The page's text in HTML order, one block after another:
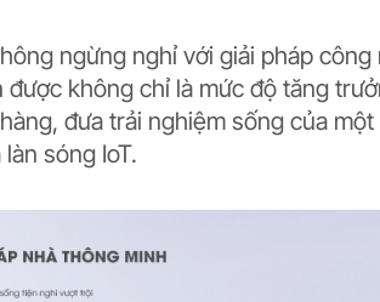
ngừng nghỉ với giải pháp
được không chỉ là mức độ tăng
đưa trải nghiệm sống của
sóng IoT.